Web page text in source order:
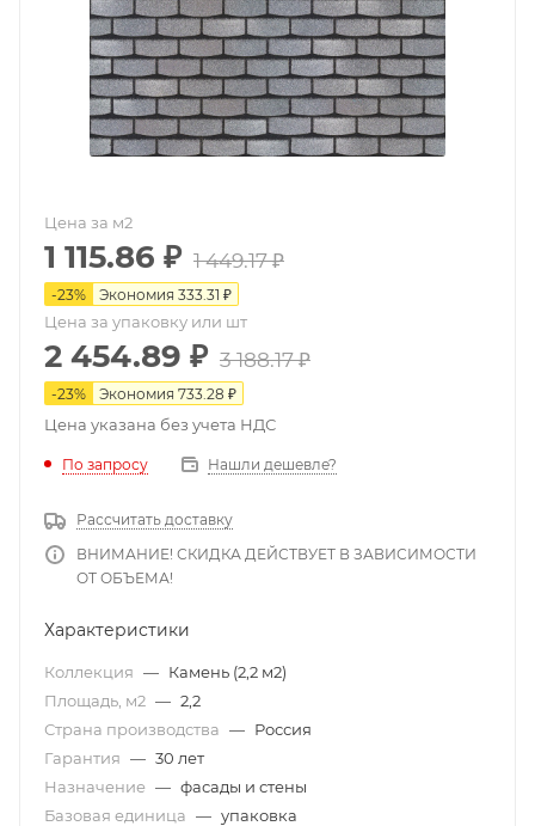
Цена за м2
1 115.86 ₽ 1 449.17₽
-23% Экономия 333.31 ₽
Цена за упаковку или шт
2 454.89 ₽ 3 188.17₽
-23% Экономия 733.28 ₽
Цена указана без учета НДС
По запросу Нашли дешевле?
Рассчитать доставку
ВНИМАНИЕ! СКИДКА ДЕЙСТВУЕТ В ЗАВИСИМОСТИ
ОТ ОБЪЕМА!
Характеристики
Коллекция — Камень (2,2 м2)
Площадь, м2 — 2,2
Страна производства — Россия
Гарантия — 30 лет
Назначение — фасады и стены
Базовая единица — упаковка